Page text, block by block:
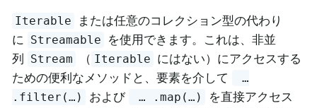
Iterable
または任意のコレクション型の代わり
に Streamable
を使用できます。これは、非並
列
Stream （ Iterable にはない）にアクセスする
ための便利なメソッドと、要素を介して
…
.filter(…)
および … .map(…)
を直接アクセス